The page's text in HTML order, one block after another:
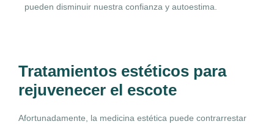
pueden disminuir nuestra confianza y autoestima.
Tratamientos estéticos para
rejuvenecer el escote
Afortunadamente, la medicina estética puede contrarrestar